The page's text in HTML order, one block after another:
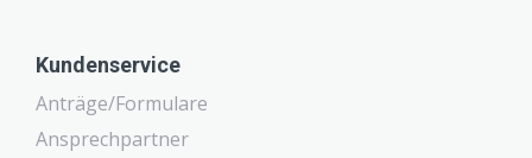
Kundenservice
Anträge/Formulare
Ansprechpartner